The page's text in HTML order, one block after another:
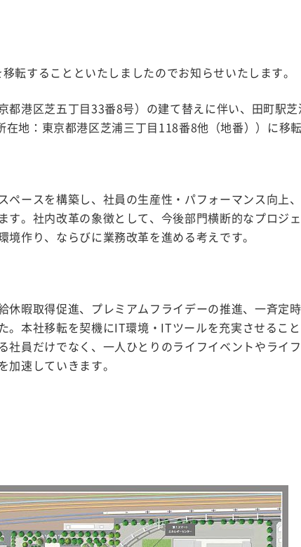
転することといたしましたのでお知らせいたします。
都港区芝五丁目33番8号）の建て替えに伴い、田町駅芝
地：東京都港区芝浦三丁目118番8他（地番））に移転
ペースを構築し、社員の生産性・パフォーマンス向上
す。社内改革の象徴として、今後部門横断的なプロジ
作り、ならびに業務改革を進める考えです。
休暇取得促進、プレミアムフライデーの推進、一斉定時
。本社移転を契機にIT環境・ITツールを充実させるこ
社員だけでなく、一人ひとりのライフイベントやライ
加速していきます。